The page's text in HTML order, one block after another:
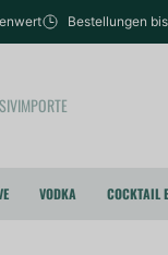
Bestellungen
VODKA COCKTAIL